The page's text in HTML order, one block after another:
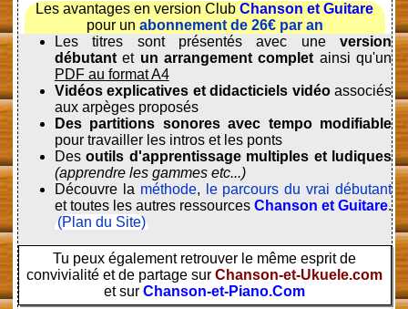
Les avantages en version ClubChanson et Guitare
pour un abonnement de 26€ par an
Les titres sont présentés avec uneversion
débutantet un arrangement complet ainsi qu'un
PDF au format A4
Vidéos explicatives et didacticiels vidéoassociés
aux arpèges proposés
Des partitions sonores avec tempo modifiable
pour travailler les intros et les ponts
Desoutils d'apprentissage multiples et ludiques
(apprendre les gammes etc...)
Découvre la méthode,
le parcours du vrai débutant
et toutes les autres ressourcesChanson et Guitare.
(Plan du Site)
Tu peux également retrouver le même esprit de
convivialité et de partage surChanson-et-Ukuele.com
et surChanson-et-Piano.Com